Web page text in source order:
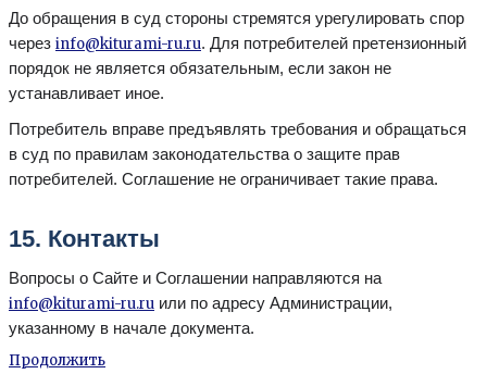
До обращения в суд стороны стремятся урегулировать спор
через info@kiturami-ru.ru. Для потребителей претензионный
порядок не является обязательным, если закон не
устанавливает иное.
Потребитель вправе предъявлять требования и обращаться
в суд по правилам законодательства о защите прав
потребителей. Соглашение не ограничивает такие права.
15. Контакты
Вопросы о Сайте и Соглашении направляются на
info@kiturami-ru.ru или по адресу Администрации,
указанному в начале документа.
Продолжить